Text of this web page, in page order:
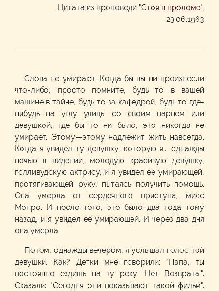
Цитата из проповеди "Стоя в проломе",
23.06.1963
Слова не умирают. Когда бы вы ни произнесли
что-либо, просто помните, будь то в вашей
машине в тайне, будь то за кафедрой, будь то где-
нибудь на углу улицы со своим парнем или
девушкой, где бы то ни было, это никогда не
умирает. Этому—этому надлежит жить навсегда.
Когда я увидел ту девушку, которую я... однажды
ночью в видении, молодую красивую девушку,
голливудскую актрису, и я увидел её умирающей,
протягивающей руку, пытаясь получить помощь.
Она умерла от сердечного приступа, мисс
Монро. И после того, это было два года тому
назад, и я увидел её умирающей. И через два дня
она умерла.
Потом, однажды вечером, я услышал голос той
девушки. Как? Детки мне говорили: "Папа, ты
постоянно ездишь на ту реку 'Нет Возврата'".
Сказали: "Сегодня они показывают такой фильм".